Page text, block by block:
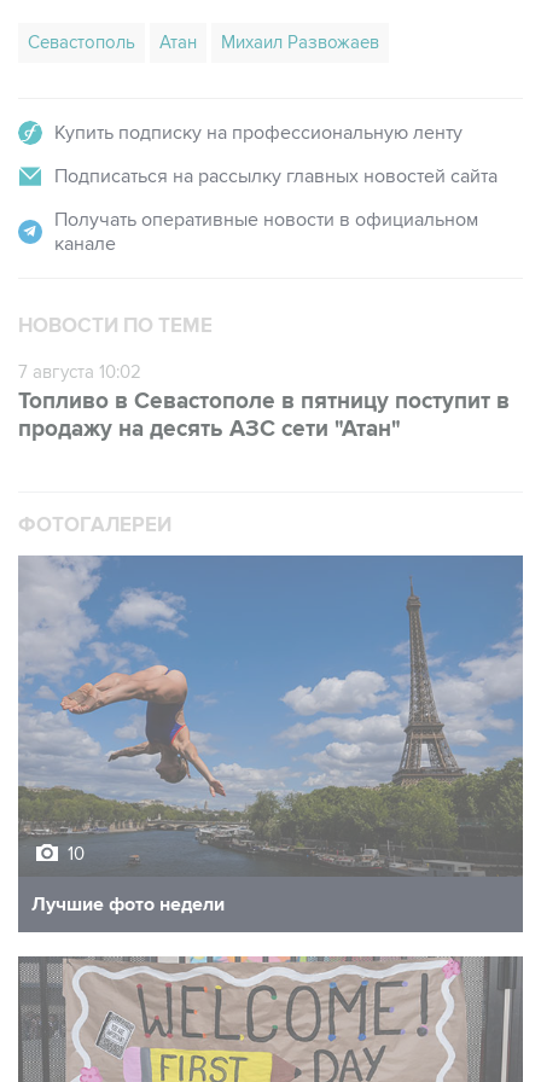
Севастополь Атан Михаил Развожаев
Купить подписку на профессиональную ленту
Подписаться на рассылку главных новостей сайта
Получать оперативные новости в официальном
канале
НОВОСТИ ПО ТЕМЕ
7 августа 10:02
Топливо в Севастополе в пятницу поступит в
продажу на десять АЗС сети "Атан"
ФОТОГАЛЕРЕИ
10
Лучшие фото недели